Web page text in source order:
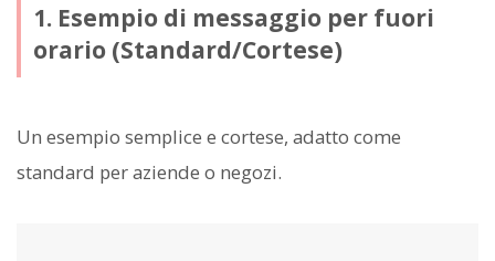
1. Esempio di messaggio per fuori
orario (Standard/Cortese)
Un esempio semplice e cortese, adatto come
standard per aziende o negozi.